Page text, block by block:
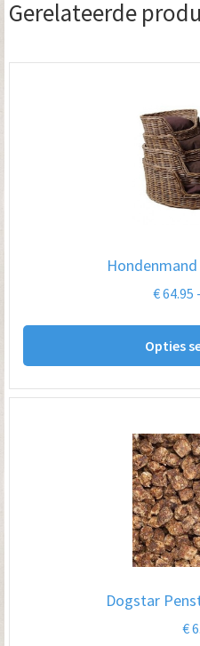
Gerelateerde
€64.95 -
Opties
Dogstar
€